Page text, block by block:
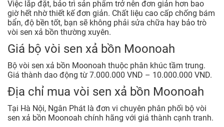
Việc lắp đặt, bảo trì sản phẩm trở nên đơn giản hơn bao
giờ hết nhờ thiết kế đơn giản. Chất liệu cao cấp chống bám
bẩn, độ bền tốt, bạn sẽ không phải sửa chữa hay bảo trò
vòi sen xả bồn thường xuyên.
Giá bộ vòi sen xả bồn Moonoah
Bộ vòi sen xả bồn Moonoah thuộc phân khúc tầm trung.
Giá thành dao động từ 7.000.000 VND – 10.000.000 VND.
Địa chỉ mua vòi sen xả bồn Moonoah
Tại Hà Nội, Ngân Phát là đơn vi chuyên phân phối bộ vòi
sen xả bồn Moonoah chính hãng với giá thành cạnh tranh.